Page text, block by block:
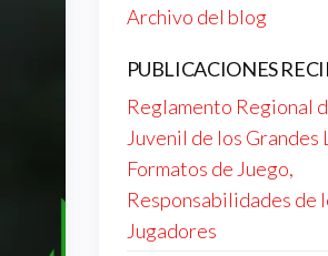
Archivo del blog
PUBLICACIONES
Reglamento Regional
Juvenil de los Grandes
Formatos de Juego,
Responsabilidades de
Jugadores